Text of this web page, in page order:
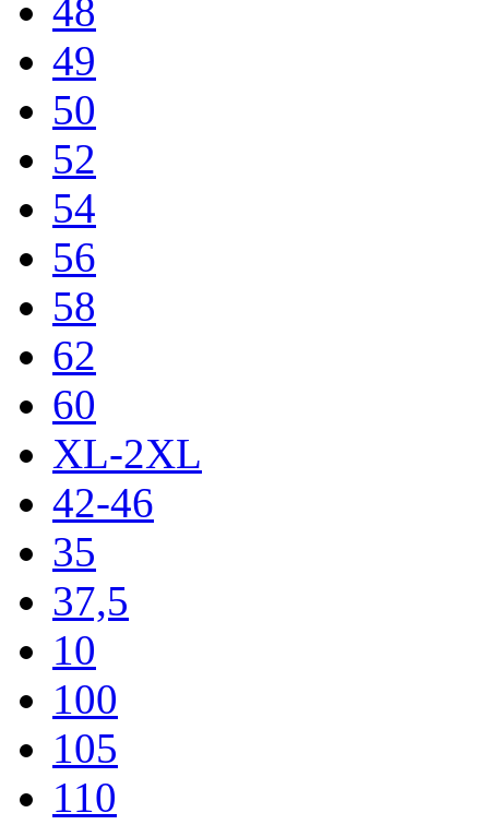
48
49
50
52
54
56
58
62
60
XL-2XL
42-46
35
37,5
10
100
105
110